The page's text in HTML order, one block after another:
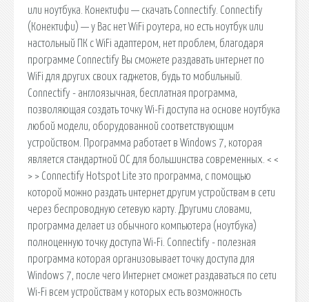
или ноутбука. Конектифи — скачать Connectify. Connectify
(Конектифи) — у Вас нет WiFi роутера, но есть ноутбук или
настольный ПК с WiFi адаптером, нет проблем, благодаря
программе Connectify Вы сможете раздавать интернет по
WiFi для других своих гаджетов, будь то мобильный.
Connectify - англоязычная, бесплатная программа,
позволяющая создать точку Wi-Fi доступа на основе ноутбука
любой модели, оборудованной соответствующим
устройством. Программа работает в Windows 7, которая
является стандартной ОС для большинства современных. < <
> > Connectify Hotspot Lite это программа, с помощью
которой можно раздать интернет другим устройствам в сети
через беспроводную сетевую карту. Другими словами,
программа делает из обычного компьютера (ноутбука)
полноценную точку доступа Wi-Fi. Connectify - полезная
программа которая организовывает точку доступа для
Windows 7, после чего Интернет сможет раздаваться по сети
Wi-Fi всем устройствам у которых есть возможность